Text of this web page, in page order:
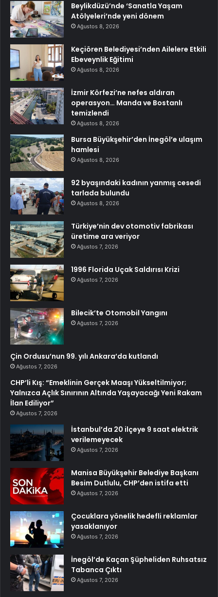
Beylikdüzü’nde ‘Sanatla Yaşam
Atölyeleri’nde yeni dönem
Ağustos 8, 2026
Keçiören Belediyesi’nden Ailelere Etkili
Ebeveynlik Eğitimi
Ağustos 8, 2026
İzmir Körfezi’ne nefes aldıran
operasyon… Manda ve Bostanlı
temizlendi
Ağustos 8, 2026
Bursa Büyükşehir’den İnegöl’e ulaşım
hamlesi
Ağustos 8, 2026
92 byaşındaki kadının yanmış cesedi
tarlada bulundu
Ağustos 8, 2026
Türkiye’nin dev otomotiv fabrikası
üretime ara veriyor
Ağustos 7, 2026
1996 Florida Uçak Saldırısı Krizi
Ağustos 7, 2026
Bilecik’te Otomobil Yangını
Ağustos 7, 2026
Çin Ordusu’nun 99. yılı Ankara’da kutlandı
Ağustos 7, 2026
CHP’li Kış: “Emeklinin Gerçek Maaşı Yükseltilmiyor;
Yalnızca Açlık Sınırının Altında Yaşayacağı Yeni Rakam
İlan Ediliyor”
Ağustos 7, 2026
İstanbul’da 20 ilçeye 9 saat elektrik
verilemeyecek
Ağustos 7, 2026
Manisa Büyükşehir Belediye Başkanı
Besim Dutlulu, CHP’den istifa etti
Ağustos 7, 2026
Çocuklara yönelik hedefli reklamlar
yasaklanıyor
Ağustos 7, 2026
İnegöl’de Kaçan Şüpheliden Ruhsatsız
Tabanca Çıktı
Ağustos 7, 2026